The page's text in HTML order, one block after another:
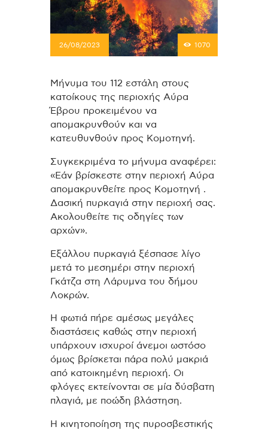
26/08/2023 1070
Μήνυμα του 112 εστάλη στους
κατοίκους της περιοχής Αύρα
Έβρου προκειμένου να
απομακρυνθούν και να
κατευθυνθούν προς Κομοτηνή.
Συγκεκριμένα το μήνυμα αναφέρει:
«Εάν βρίσκεστε στην περιοχή Αύρα
απομακρυνθείτε προς Κομοτηνή .
Δασική πυρκαγιά στην περιοχή σας.
Ακολουθείτε τις οδηγίες των
αρχών».
Εξάλλου πυρκαγιά ξέσπασε λίγο
μετά το μεσημέρι στην περιοχή
Γκάτζα στη Λάρυμνα του δήμου
Λοκρών.
Η φωτιά πήρε αμέσως μεγάλες
διαστάσεις καθώς στην περιοχή
υπάρχουν ισχυροί άνεμοι ωστόσο
όμως βρίσκεται πάρα πολύ μακριά
από κατοικημένη περιοχή. Οι
φλόγες εκτείνονται σε μία δύσβατη
πλαγιά, με ποώδη βλάστηση.
Η κινητοποίηση της πυροσβεστικής